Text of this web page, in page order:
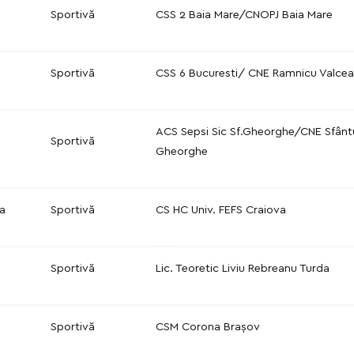
Sportivă CSS 2 Baia Mare/CNOPJ Baia Mare
Sportivă CSS 6 Bucuresti/ CNE Ramnicu Valcea
Sportivă
ACS Sepsi Sic Sf.Gheorghe/CNE
Gheorghe
Sportivă CS HC Univ. FEFS Craiova
Sportivă Lic. Teoretic Liviu Rebreanu Turda
Sportivă CSM Corona Brașov